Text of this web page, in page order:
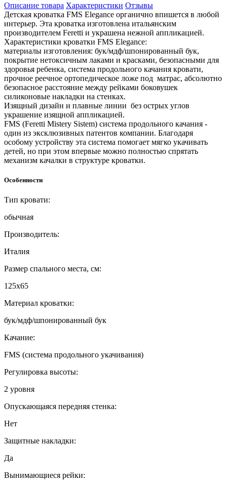
Описание товара Характеристики Отзывы
Детская кроватка FMS Elegance органично впишется в любой
интерьер. Эта кроватка изготовлена итальянским
производителем Feretti и украшена нежной аппликацией.
Характеристики кроватки FMS Elegance:
материалы изготовления: бук/мдф/шпонированный бук,
покрытие нетоксичным лаками и красками, безопасными для
здоровья ребенка, система продольного качания кровати,
прочное реечное ортопедическое ложе под матрас, абсолютно
безопасное расстояние между рейками боковушек
силиконовые накладки на стенках.
Изящный дизайн и плавные линии без острых углов
украшение изящной аппликацией.
FMS (Feretti Mistery Sistem) система продольного качания -
один из эксклюзивных патентов компании. Благодаря
особому устройству эта система помогает мягко укачивать
детей, но при этом впервые можно полностью спрятать
механизм качалки в структуре кроватки.
Особенности
Тип кровати:
обычная
Производитель:
Италия
Размер спального места, см:
125x65
Материал кроватки:
бук/мдф/шпонированный бук
Качание:
FMS (система продольного укачивания)
Регулировка высоты:
2 уровня
Опускающаяся передняя стенка:
Нет
Защитные накладки:
Да
Вынимающиеся рейки: